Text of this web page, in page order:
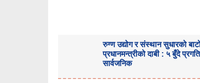
रुग्ण उद्योग र संस्थान सुधारको
प्रधानमन्त्रीको दाबी : ५ बुँदे
सार्वजनिक